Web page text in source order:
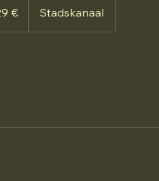
€ Stadskanaal